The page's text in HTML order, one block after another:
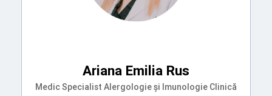
Ariana Emilia Rus
Medic Specialist Alergologie și Imunologie Clinică